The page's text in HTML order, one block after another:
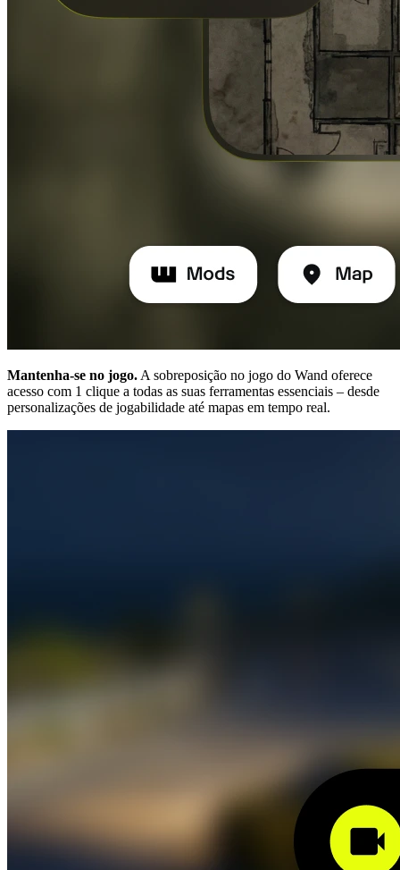
Mantenha-se no jogo. A sobreposição no jogo do Wand oferece
acesso com 1 clique a todas as suas ferramentas essenciais – desde
personalizações de jogabilidade até mapas em tempo real.